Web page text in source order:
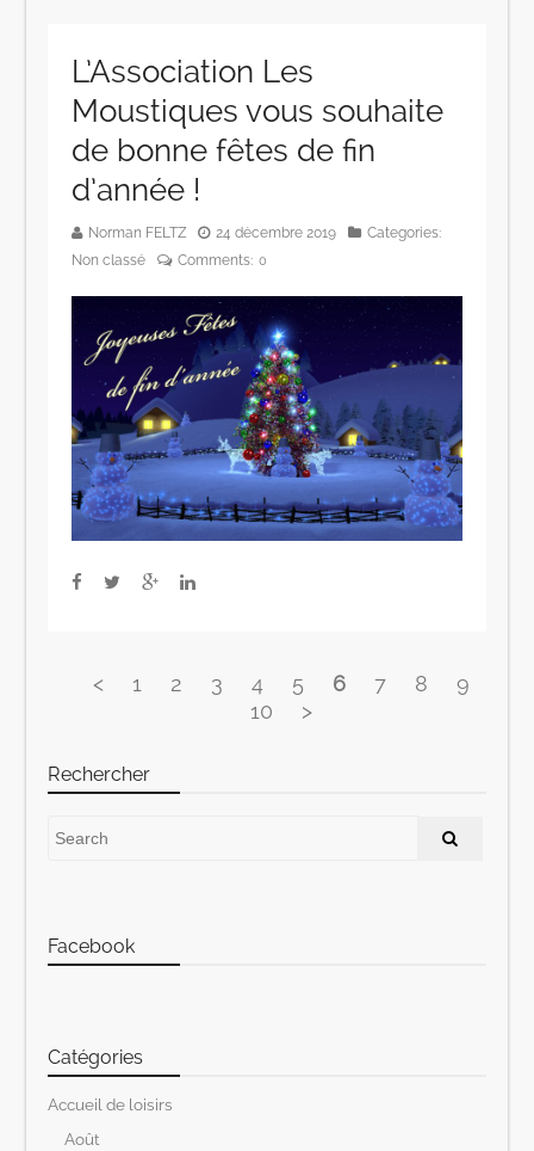
L’Association Les
Moustiques vous souhaite
de bonne fêtes de fin
d’année !
Norman FELTZ 24 décembre 2019
Categories:
Non classé
Comments: 0
< 1 2 3 4 5 6 7 8
9
10
>
Rechercher
Facebook
Catégories
Accueil de loisirs
Août